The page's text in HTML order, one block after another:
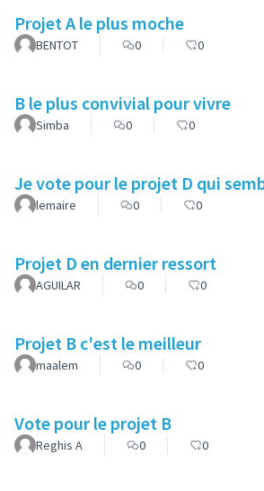
Projet A le plus moche
BENTOT 0 0
B le plus convivial pour vivre
Simba 0 0
Je vote pour le projet D qui
lemaire 0 0
Projet D en dernier ressort
AGUILAR 0 0
Projet B c'est le meilleur
maalem 0 0
Vote pour le projet B
Reghis A 0 0